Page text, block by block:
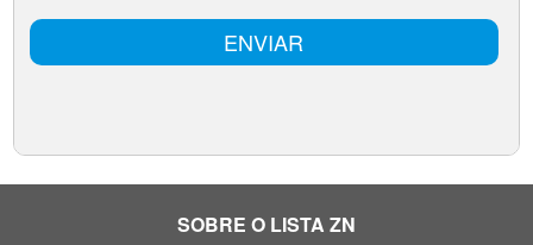
SOBRE O LISTA ZN